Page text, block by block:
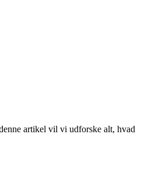
artikel vil vi udforske alt, hvad